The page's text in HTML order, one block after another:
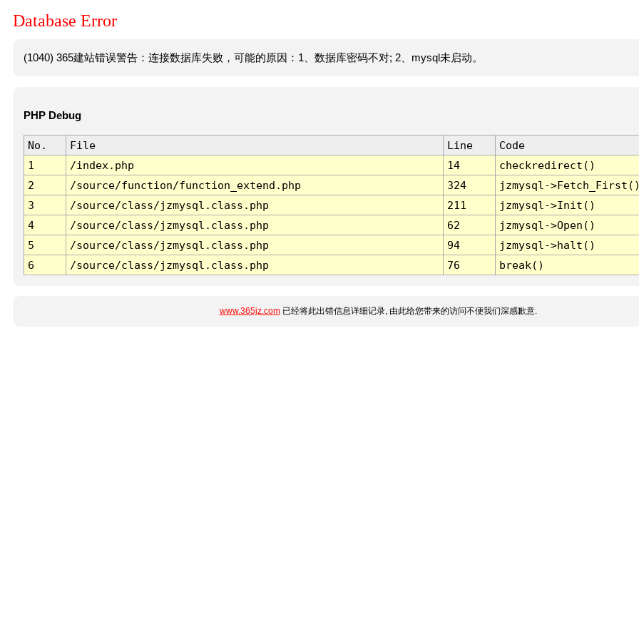
Database Error
(1040) 365建站错误警告：连接数据库失败，可能的原因：1、数据库密码不对; 2、mysql未启动。
PHP Debug
No. File Line
Code
1
/index.php 14
checkredirect()
2
/source/function/function_extend.php 324
jzmysql-
3
/source/class/jzmysql.class.php 211
jzmysql->Init()
4
/source/class/jzmysql.class.php 62
jzmysql->Open()
5
/source/class/jzmysql.class.php 94
jzmysql->halt()
6
/source/class/jzmysql.class.php 76 break()
www.365jz.com已经将此出错信息详细记录, 由此给您带来的访问不便我们深感歉意.